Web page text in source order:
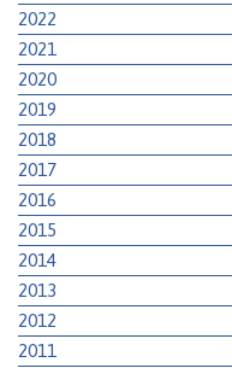
2022
2021
2020
2019
2018
2017
2016
2015
2014
2013
2012
2011